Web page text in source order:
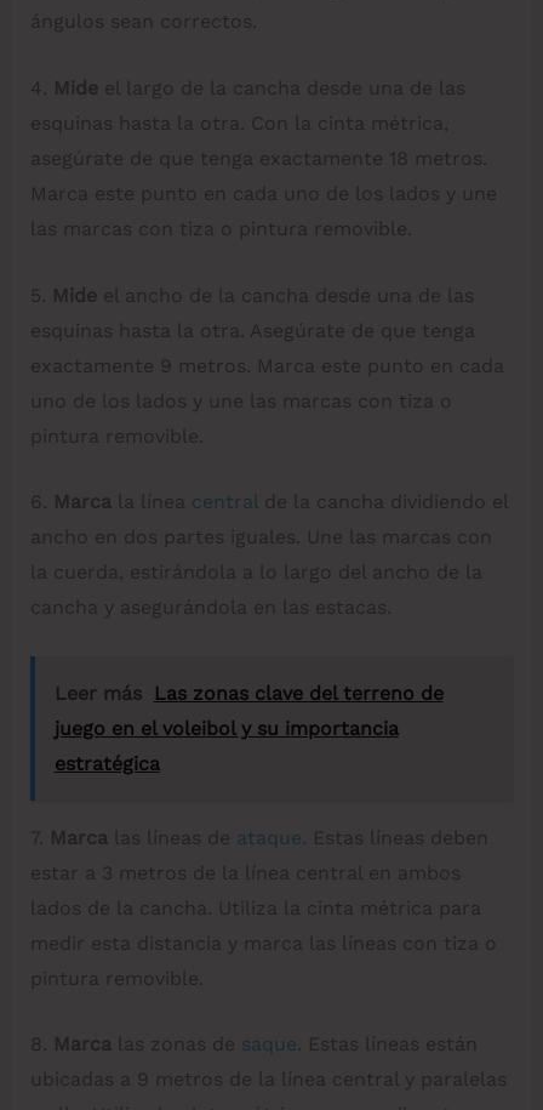
ángulos sean correctos.
4. Mide el largo de la cancha desde una de las
esquinas hasta la otra. Con la cinta métrica,
asegúrate de que tenga exactamente 18 metros.
Marca este punto en cada uno de los lados y une
las marcas con tiza o pintura removible.
5. Mide el ancho de la cancha desde una de las
esquinas hasta la otra. Asegúrate de que tenga
exactamente 9 metros. Marca este punto en cada
uno de los lados y une las marcas con tiza o
pintura removible.
6. Marcala línea centralde la cancha dividiendo el
ancho en dos partes iguales. Une las marcas con
la cuerda, estirándola a lo largo del ancho de la
cancha y asegurándola en las estacas.
Leer más
Las zonas clave del terreno de
juego en el voleibol y su importancia
estratégica
7. Marca las líneas de ataque . Estas líneas deben
estar a 3 metros de la línea central en ambos
lados de la cancha. Utiliza la cinta métrica para
medir esta distancia y marca las líneas con tiza o
pintura removible.
8. Marcalas zonas de saque. Estas líneas están
ubicadas a 9 metros de la línea central y paralelas